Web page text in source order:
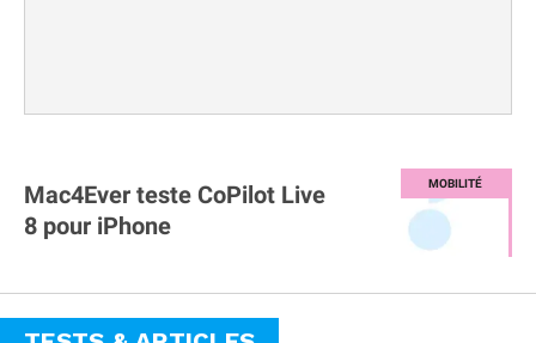
Mac4Ever teste CoPilot Live
8 pour iPhone